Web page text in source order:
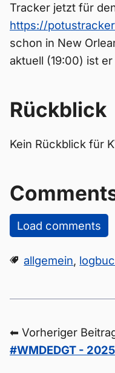
Tracker jetzt für
https://
schon in New
aktuell (19:00) ist
Rückblick
Kein Rückblick für
Load comments
allgemein,
⬅ Vorheriger
#WMDEDGT -